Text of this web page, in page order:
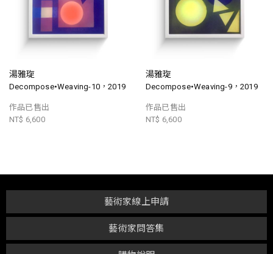
湯雅琁
Decompose•Weaving-10，2019
作品已售出
NT$ 6,600
湯雅琁
Decompose•Weaving-9，2019
作品已售出
NT$ 6,600
藝術家問答集
藝術家線上申請